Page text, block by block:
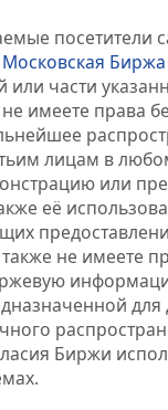
посетители
Биржа
или части
имеете права
лицам в
или
её
не имеете
для
Биржи